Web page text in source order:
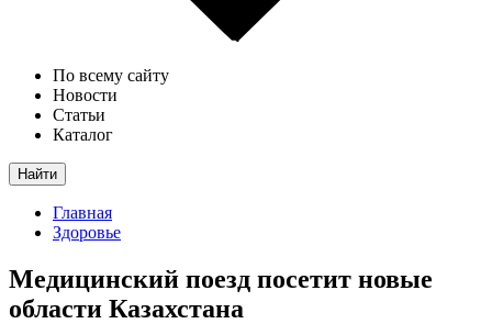
По всему сайту
Новости
Статьи
Каталог
Найти
Главная
Здоровье
Медицинский поезд посетит новые
области Казахстана